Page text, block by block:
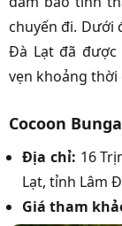
chuyến đi. Dưới
Đà Lạt đã
vẹn khoảng thời
Cocoon
Địa chỉ: 16
Lạt, tỉnh Lâm
Giá tham